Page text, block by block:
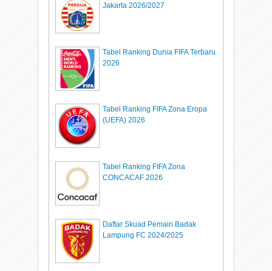
Jakarta 2026/2027
Tabel Ranking Dunia FIFA Terbaru
2026
Tabel Ranking FIFA Zona Eropa
(UEFA) 2026
Tabel Ranking FIFA Zona
CONCACAF 2026
Daftar Skuad Pemain Badak
Lampung FC 2024/2025